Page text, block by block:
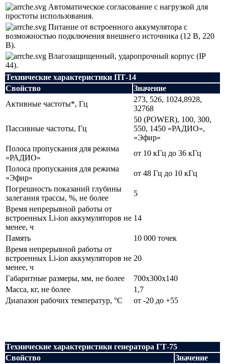
Автоматическое согласование с нагрузкой для
простоты использования.
Питание от встроенного аккумулятора с
возможностью подключения внешнего источника (12 В, 220
В).
Влагозащищенный, ударопрочный корпус (IP
44).
Технические характеристики ПТ-14
Свойство
Значение
Активные частоты*, Гц
273, 526, 1024,8928,
32768
Пассивные частоты, Гц
50 (POWER), 100, 300,
550, 1450 «РАДИО»,
«Эфир»
Полоса пропускания для режима
«РАДИО»
от 10 кГц до 36 кГц
Полоса пропускания для режима
«Эфир»
от 48 Гц до 10 кГц
Погрешность показаний глубины
залегания трассы, %, не более
5
Время непрерывной работы от
встроенных Li-ion аккумуляторов не
менее, ч
14
Память
10 000 точек
Время непрерывной работы от
встроенных Li-ion аккумуляторов не
менее, ч
20
Габаритные размеры, мм, не более
700x300x140
Масса, кг, не более
1,7
Диапазон рабочих температур, °С
от -20 до +55
Технические характеристики генератора ГТ-75
Свойство
Значение